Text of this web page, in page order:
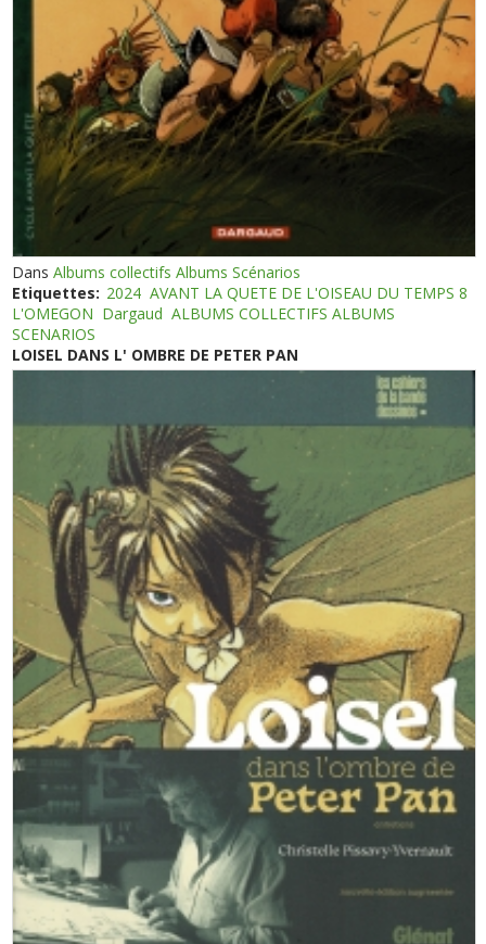
DansAlbums collectifs Albums Scénarios
Etiquettes: 2024 AVANT LA QUETE DE L'OISEAU DU TEMPS 8
L'OMEGON Dargaud ALBUMS COLLECTIFS ALBUMS
SCENARIOS
LOISEL DANS L' OMBRE DE PETER PAN